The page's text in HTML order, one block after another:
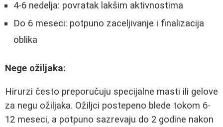
4-6 nedelja: povratak lakšim aktivnostima
Do 6 meseci: potpuno zaceljivanje i finalizacija
oblika
Nege ožiljaka:
Hirurzi često preporučuju specijalne masti ili gelove
za negu ožiljaka. Ožiljci postepeno blede tokom 6-
12 meseci, a potpuno sazrevaju do 2 godine nakon